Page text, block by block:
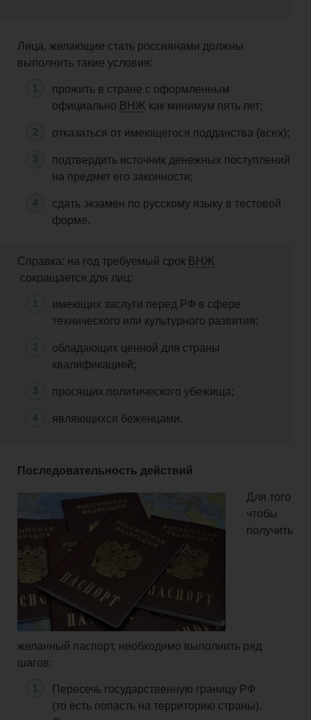
Лица, желающие стать россиянами должны
выполнить такие условия:
прожить в стране с оформленным
официально ВНЖ как минимум пять лет;
отказаться от имеющегося подданства (всех);
подтвердить источник денежных поступлений
на предмет его законности;
сдать экзамен по русскому языку в тестовой
форме.
Справка: на год требуемый срок ВНЖ
сокращается для лиц:
имеющих заслуги перед РФ в сфере
технического или культурного развития;
обладающих ценной для страны
квалификацией;
просящих политического убежища;
являющихся беженцами.
Последовательность действий
Для того
чтобы
получить
желанный паспорт, необходимо выполнить ряд
шагов:
Пересечь государственную границу РФ
(то есть попасть на территорию страны).